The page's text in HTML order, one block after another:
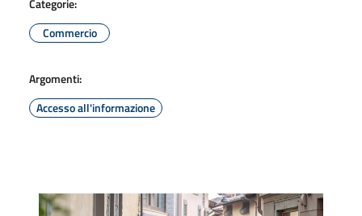
Commercio
Argomenti:
Accesso all'informazione